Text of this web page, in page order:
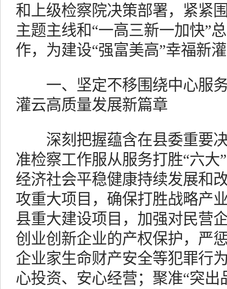
和上级检察院决策部署，紧紧
主题主线和“一高三新一加快”
作，为建设“强富美高”幸福新
一、坚定不移围绕中心服务
灌云高质量发展新篇章
深刻把握蕴含在县委重要决
准检察工作服从服务打胜“六
经济社会平稳健康持续发展和
攻重大项目，确保打胜战略产
县重大建设项目，加强对民营
创业创新企业的产权保护，严
企业家生命财产安全等犯罪行
心投资、安心经营；聚准“突